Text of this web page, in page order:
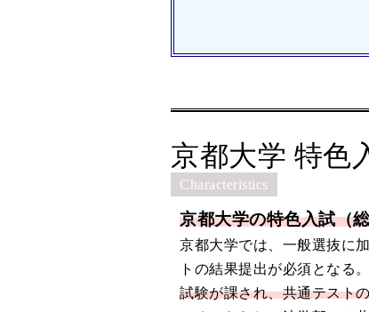
京都大学 特色
Characteristics
京都大学の特色入試（
京都大学では、一般選抜に
トの結果提出が必須となる
試験が課され、共通テスト